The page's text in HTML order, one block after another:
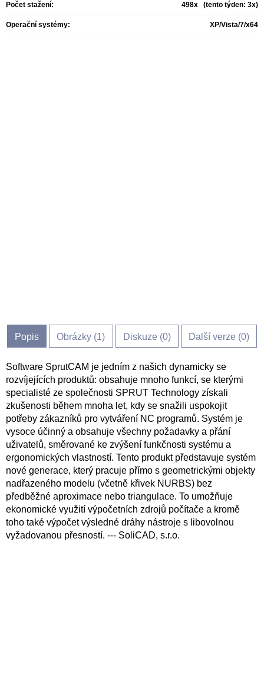
Počet stažení: 498x (tento týden: 3x)
Operační systémy: XP/Vista/7/x64
Popis Obrázky (1) Diskuze (0) Další verze (0)
Software SprutCAM je jedním z našich dynamicky se
rozvíjejících produktů: obsahuje mnoho funkcí, se kterými
specialisté ze společnosti SPRUT Technology získali
zkušenosti během mnoha let, kdy se snažili uspokojit
potřeby zákazníků pro vytváření NC programů. Systém je
vysoce účinný a obsahuje všechny požadavky a přání
uživatelů, směrované ke zvýšení funkčnosti systému a
ergonomických vlastností. Tento produkt představuje systém
nové generace, který pracuje přímo s geometrickými objekty
nadřazeného modelu (včetně křivek NURBS) bez
předběžné aproximace nebo triangulace. To umožňuje
ekonomické využití výpočetních zdrojů počítače a kromě
toho také výpočet výsledné dráhy nástroje s libovolnou
vyžadovanou přesností. --- SoliCAD, s.r.o.